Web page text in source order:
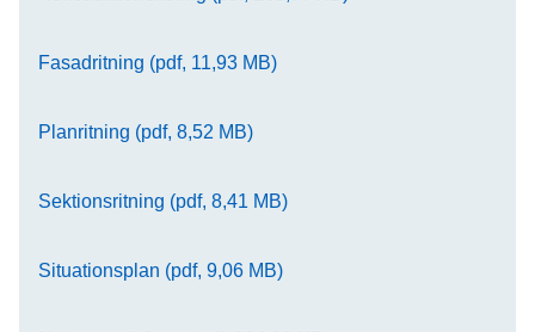
Fasadritning (pdf, 11,93 MB)
Planritning (pdf, 8,52 MB)
Sektionsritning (pdf, 8,41 MB)
Situationsplan (pdf, 9,06 MB)